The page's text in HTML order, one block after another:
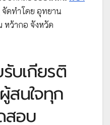
จัดทำโดย อุทยาน
หว้ากอ จังหวัด
บเกียรติ
สนใจทุก
สอบ